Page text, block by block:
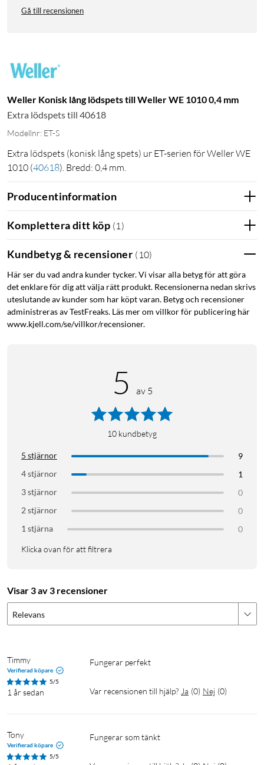
Gå till recensionen
Weller Konisk lång lödspets till Weller WE 1010 0,4 mm
Extra lödspets till 40618
Modellnr: ET-S
Extra lödspets (konisk lång spets) ur ET-serien för Weller WE
1010 (40618). Bredd: 0,4 mm.
Producentinformation
Komplettera ditt köp (1 )
Kundbetyg & recensioner ( 10)
Här ser du vad andra kunder tycker. Vi visar alla betyg för att göra
det enklare för dig att välja rätt produkt. Recensionerna nedan skrivs
uteslutande av kunder som har köpt varan. Betyg och recensioner
administreras av TestFreaks. Läs mer om villkor för publicering här
www.kjell.com/se/villkor/recensioner.
5 av 5
10 kundbetyg
5 stjärnor
9
4 stjärnor
1
3 stjärnor
0
2 stjärnor
0
1 stjärna
0
Klicka ovan för att filtrera
Visar 3 av 3 recensioner
Relevans
Timmy
Verifierad köpare
5/5
1 år sedan
Fungerar perfekt
Var recensionen till hjälp? Ja (0) Nej (0)
Tony
Verifierad köpare
5/5
Fungerar som tänkt